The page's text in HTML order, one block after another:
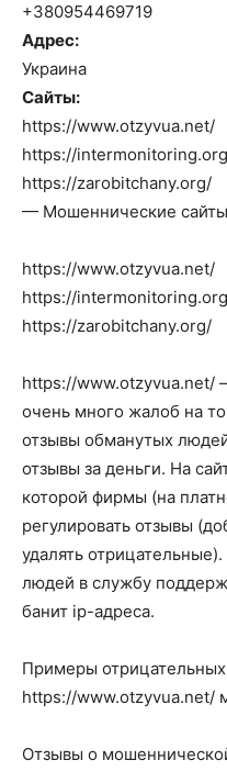
+380954469719
Адрес:
Украина
Сайты:
https://www.otzyvua.net/
https://
https://zarobitchany.org/
— Мошеннические
https://www.otzyvua.net/
https://
https://zarobitchany.org/
https://www.otzyvua.net/
очень много жалоб на
отзывы обманутых
отзывы за деньги. На
которой фирмы (на
регулировать отзывы
удалять
людей в службу
банит ip-адреса.
Примеры отрицательных
https://www.otzyvua.net/
Отзывы о